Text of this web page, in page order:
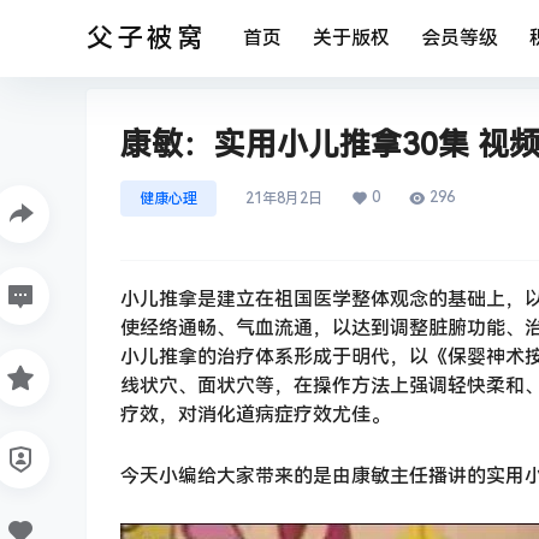
父子被窝 首页 关于版权 会员等级
康敏：实用小儿推拿30集 视
健康心理 21年8月2日 0 296
小儿推拿是建立在祖国医学整体观念的基础上，
使经络通畅、气血流通，以达到调整脏腑功能、
小儿推拿的治疗体系形成于明代，以《保婴神术
线状穴、面状穴等，在操作方法上强调轻快柔和
疗效，对消化道病症疗效尤佳。
今天小编给大家带来的是由康敏主任播讲的实用